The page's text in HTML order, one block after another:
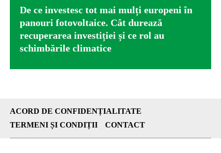
De ce investesc tot mai mulți europeni în
panouri fotovoltaice. Cât durează
recuperarea investiției și ce rol au
schimbările climatice
ACORD DE CONFIDENȚIALITATE
TERMENI ȘI CONDIȚII
CONTACT